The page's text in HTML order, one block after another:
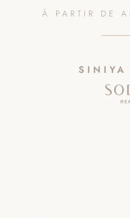
À PARTIR DE
SINIYA